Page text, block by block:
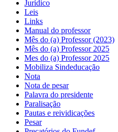
Jurídico
Leis
Links
Manual do professor
Mês do (a) Professor (2023)
Mês do (a) Professor 2025
Mes do (a) Professor 2025
Mobiliza Sindeducação
Nota
Nota de pesar
Palavra do presidente
Paralisação
Pautas e reividicações
Pesar